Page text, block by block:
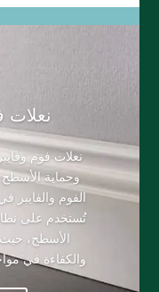
​نعلات
نعلات فوم
وحماية الأسطح
الفوم والفايبر
تُستخدم على
الأسطح،
والكفاءة في